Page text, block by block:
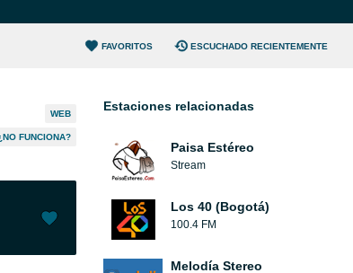
FAVORITOS ESCUCHADO RECIENTEMENTE
WEB
FUNCIONA?
Estaciones relacionadas
Paisa Estéreo
Stream
Los 40 (Bogotá)
100.4 FM
Melodía Stereo